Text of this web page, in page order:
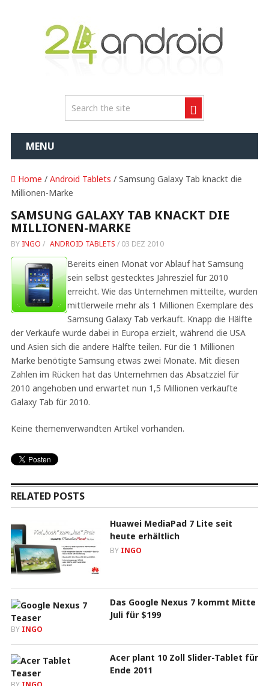
MENU
Home / Android Tablets / Samsung Galaxy Tab knackt die
Millionen-Marke
SAMSUNG GALAXY TAB KNACKT DIE
MILLIONEN-MARKE
BY INGO / ANDROID TABLETS / 03 DEZ 2010
Bereits einen Monat vor Ablauf hat Samsung
sein selbst gestecktes Jahresziel für 2010
erreicht. Wie das Unternehmen mitteilte, wurden
mittlerweile mehr als 1 Millionen Exemplare des
Samsung Galaxy Tab verkauft. Knapp die Hälfte
der Verkäufe wurde dabei in Europa erzielt, während die USA
und Asien sich die andere Hälfte teilen. Für die 1 Millionen
Marke benötigte Samsung etwas zwei Monate. Mit diesen
Zahlen im Rücken hat das Unternehmen das Absatzziel für
2010 angehoben und erwartet nun 1,5 Millionen verkaufte
Galaxy Tab für 2010.
Keine themenverwandten Artikel vorhanden.
RELATED POSTS
Huawei MediaPad 7 Lite seit
heute erhältlich
BY INGO
Das Google Nexus 7 kommt Mitte
Juli für $199
BY INGO
Acer plant 10 Zoll Slider-Tablet für
Ende 2011